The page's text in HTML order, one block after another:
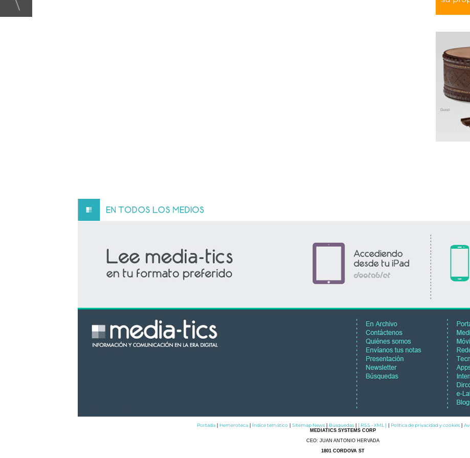
Portada Hemeroteca Índice temático Sitemap News Búsquedas [ RSS - XML ] Política de privacidad y cookies
MEDIATICS SYSTEMS CORP
CEO: JUAN ANTONIO HERVADA
1801 CORDOVA ST